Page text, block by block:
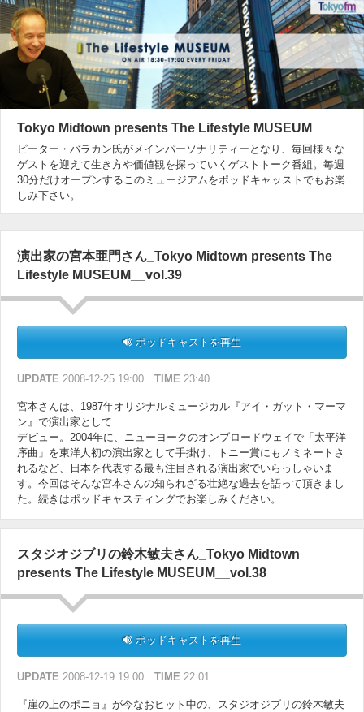
Tokyo Midtown presents The Lifestyle MUSEUM
ピーター・バラカン氏がメインパーソナリティーとなり、毎回様々な
ゲストを迎えて生き方や価値観を探っていくゲストトーク番組。毎週
30分だけオープンするこのミュージアムをポッドキャッストでもお楽
しみ下さい。
演出家の宮本亜門さん_Tokyo Midtown presents The
Lifestyle MUSEUM__vol.39
ポッドキャストを再生
UPDATE 2008-12-25 19:00 TIME 23:40
宮本さんは、1987年オリジナルミュージカル『アイ・ガット・マーマ
ン』で演出家として
デビュー。2004年に、ニューヨークのオンブロードウェイで「太平洋
序曲」を東洋人初の演出家として手掛け、トニー賞にもノミネートさ
れるなど、日本を代表する最も注目される演出家でいらっしゃいま
す。今回はそんな宮本さんの知られざる壮絶な過去を語って頂きまし
た。続きはポッドキャスティングでお楽しみください。
スタジオジブリの鈴木敏夫さん_Tokyo Midtown
presents The Lifestyle MUSEUM__vol.38
ポッドキャストを再生
UPDATE 2008-12-19 19:00 TIME 22:01
『崖の上のポニョ』が今なおヒット中の、スタジオジブリの鈴木敏夫